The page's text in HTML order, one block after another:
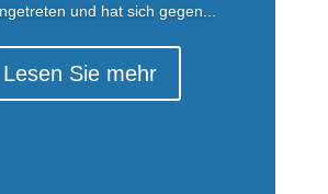
und hat sich gegen...
Lesen Sie mehr